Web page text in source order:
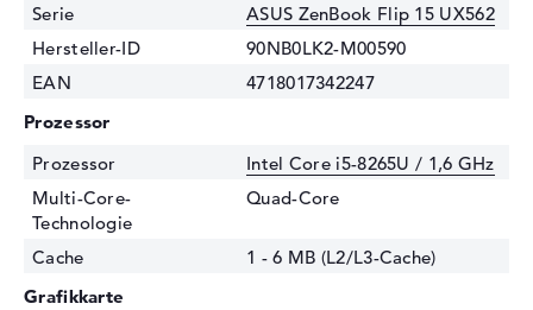
Serie
ASUS ZenBook Flip 15 UX562
Hersteller-ID
90NB0LK2-M00590
EAN
4718017342247
Prozessor
Prozessor
Intel Core i5-8265U / 1,6 GHz
Multi-Core-
Technologie
Quad-Core
Cache
1 - 6 MB (L2/L3-Cache)
Grafikkarte